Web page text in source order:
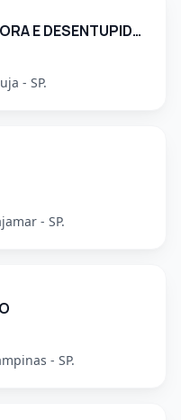
ARUCLEAN DEDETIZADORA E DESENTUPIDORA
- SP.
- SP.
- SP.